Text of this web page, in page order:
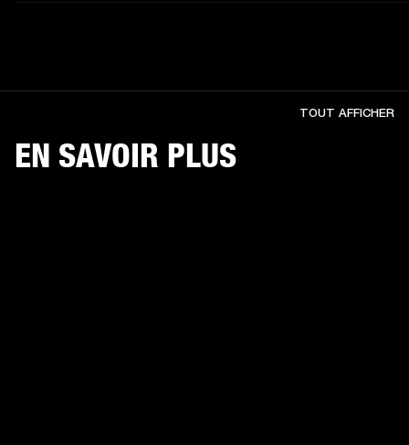
EN SAVOIR PLUS
TOUT AFFICHER